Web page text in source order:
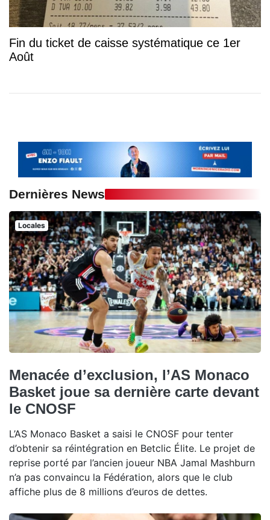
Fin du ticket de caisse systématique ce 1er
Août
Dernières News
Locales
Menacée d’exclusion, l’AS Monaco
Basket joue sa dernière carte devant
le CNOSF
L’AS Monaco Basket a saisi le CNOSF pour tenter
d’obtenir sa réintégration en Betclic Élite. Le projet de
reprise porté par l’ancien joueur NBA Jamal Mashburn
n’a pas convaincu la Fédération, alors que le club
affiche plus de 8 millions d’euros de dettes.